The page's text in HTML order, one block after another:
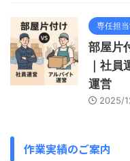
専任担
部屋片
｜社
運営
2025/
作業実績のご案内